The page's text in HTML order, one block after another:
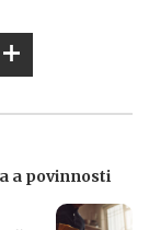
a povinnosti